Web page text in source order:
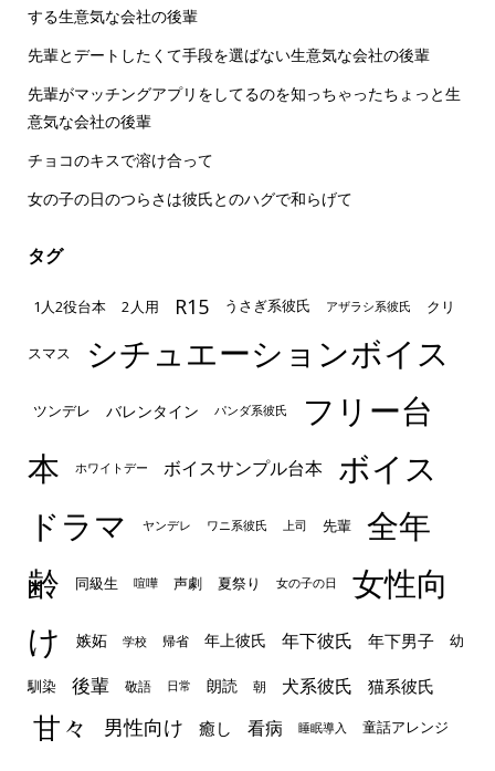
する生意気な会社の後輩
先輩とデートしたくて手段を選ばない生意気な会社の後輩
先輩がマッチングアプリをしてるのを知っちゃったちょっと生
意気な会社の後輩
チョコのキスで溶け合って
女の子の日のつらさは彼氏とのハグで和らげて
タグ
1人2役台本 2人用 R15 うさぎ系彼氏 アザラシ系彼氏 クリ
スマス シチュエーションボイス
ツンデレ バレンタイン パンダ系彼氏
フリー台
本
ホワイトデー ボイスサンプル台本
ボイス
ドラマ
ヤンデレ ワニ系彼氏 上司 先輩
全年
齢
同級生 喧嘩 声劇 夏祭り 女の子の日
女性向
け
嫉妬 学校 帰省 年上彼氏 年下彼氏 年下男子 幼
馴染 後輩 敬語 日常 朗読 朝 犬系彼氏 猫系彼氏
甘々 男性向け 癒し 看病 睡眠導入 童話アレンジ